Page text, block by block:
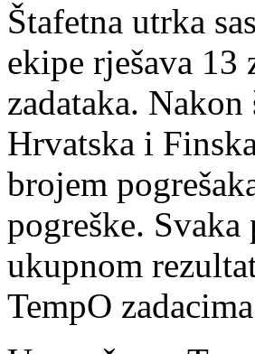
Štafetna utrka
ekipe rješava 13
zadataka.
Hrvatska i
brojem
pogreške.
ukupnom
TempO